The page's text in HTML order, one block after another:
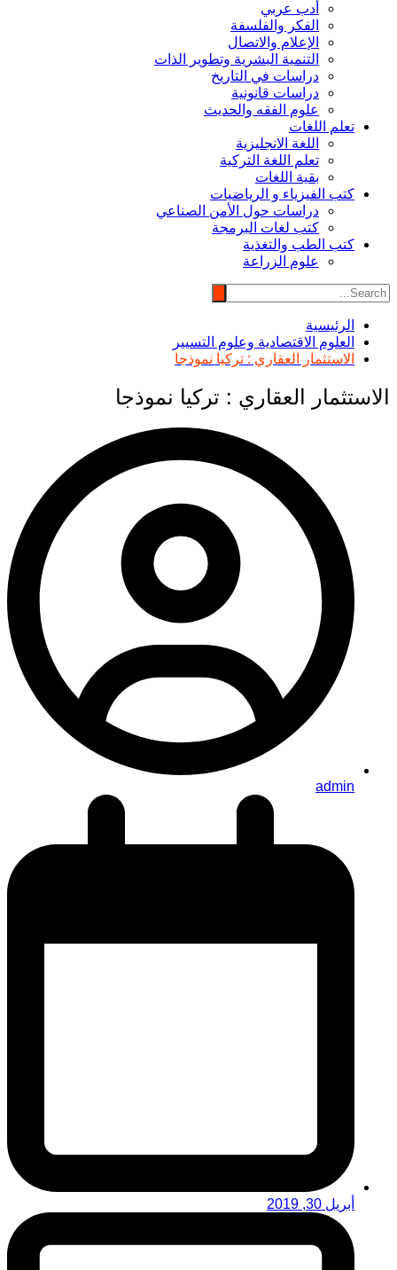
أدب عربي
الفكر والفلسفة
الإعلام والاتصال
التنمية البشرية وتطوير الذات
دراسات في التاريخ
دراسات قانونية
علوم الفقه والحديث
تعلم اللغات
اللغة الانجليزية
تعلم اللغة التركية
بقية اللغات
كتب الفيزياء و الرياضيات
دراسات حول الأمن الصناعي
كتب لغات البرمجة
كتب الطب والتغذية
علوم الزراعة
الرئيسية
العلوم الاقتصادية وعلوم التسيير
الاستثمار العقاري : تركيا نموذجا
الاستثمار العقاري : تركيا نموذجا
admin
أبريل 30, 2019